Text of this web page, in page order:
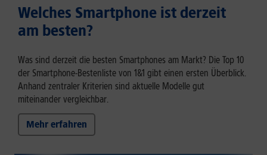
Welches Smartphone ist derzeit
am besten?
Was sind derzeit die besten Smartphones am Markt? Die Top 10
der Smartphone-Bestenliste von 1&1 gibt einen ersten Überblick.
Anhand zentraler Kriterien sind aktuelle Modelle gut
miteinander vergleichbar.
Mehr erfahren